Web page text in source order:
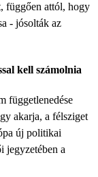
függően attól, hogy
- jósolták az
kell számolnia
függetlenedése
akarja, a félsziget
új politikai
jegyzetében a